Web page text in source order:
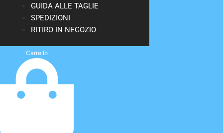
GUIDA ALLE TAGLIE
SPEDIZIONI
RITIRO IN NEGOZIO
Carrello